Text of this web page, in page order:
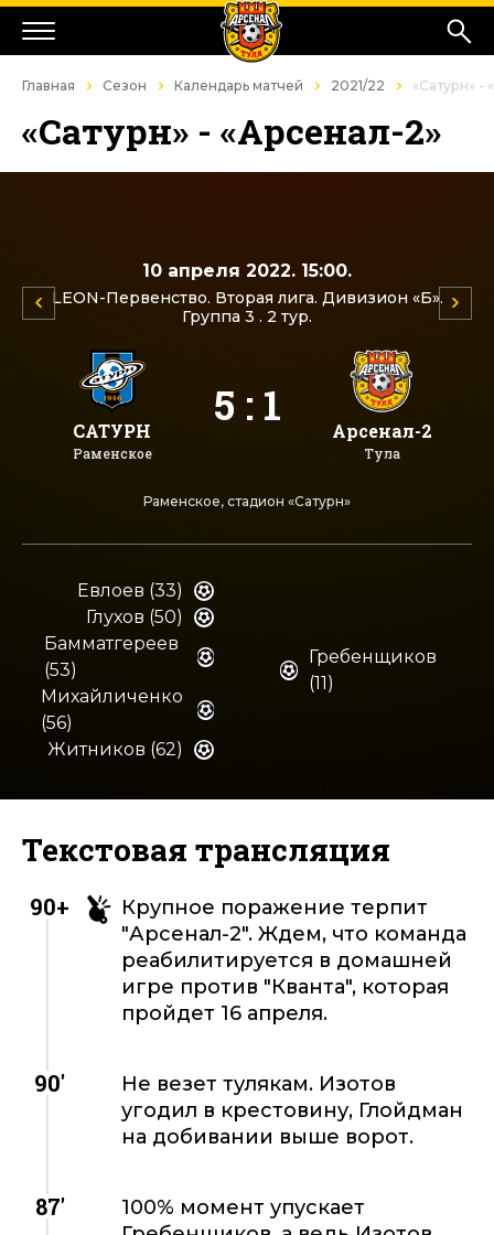
Главная Сезон Календарь матчей 2021/22 «Сатурн» -
«Сатурн» - «Арсенал-2»
10 апреля 2022. 15:00.
LEON-Первенство. Вторая лига. Дивизион «Б».
Группа 3 . 2 тур.
САТУРН
Раменское
5 : 1 Арсенал-2
Тула
Раменское, стадион «Сатурн»
Евлоев (33)
Глухов (50)
Бамматгереев
(53)
Михайличенко
(56)
Житников (62)
Гребенщиков
(11)
Текстовая трансляция
90+
Крупное поражение терпит
"Арсенал-2". Ждем, что команда
реабилитируется в домашней
игре против "Кванта", которая
пройдет 16 апреля.
90'
Не везет тулякам. Изотов
угодил в крестовину, Глойдман
на добивании выше ворот.
87'
100% момент упускает